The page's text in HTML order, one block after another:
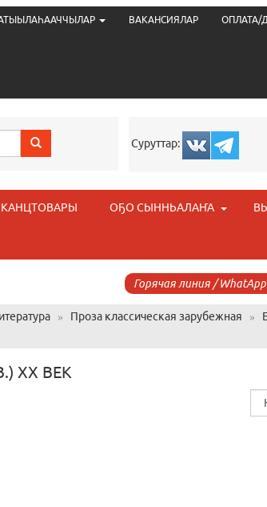
ВАКАНСИЯЛАР ОПЛАТА/
Суруттар:
КАНЦТОВАРЫ ОҔО СЫННЬАЛАҤА
Горячая линия /
» Проза классическая зарубежная »
XX ВЕК